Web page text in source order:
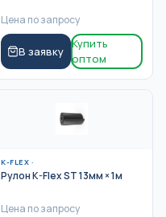
Цена по запросу
В заявку
Купить
оптом
K-FLEX ·
Рулон K-Flex ST 13мм × 1м
Цена по запросу